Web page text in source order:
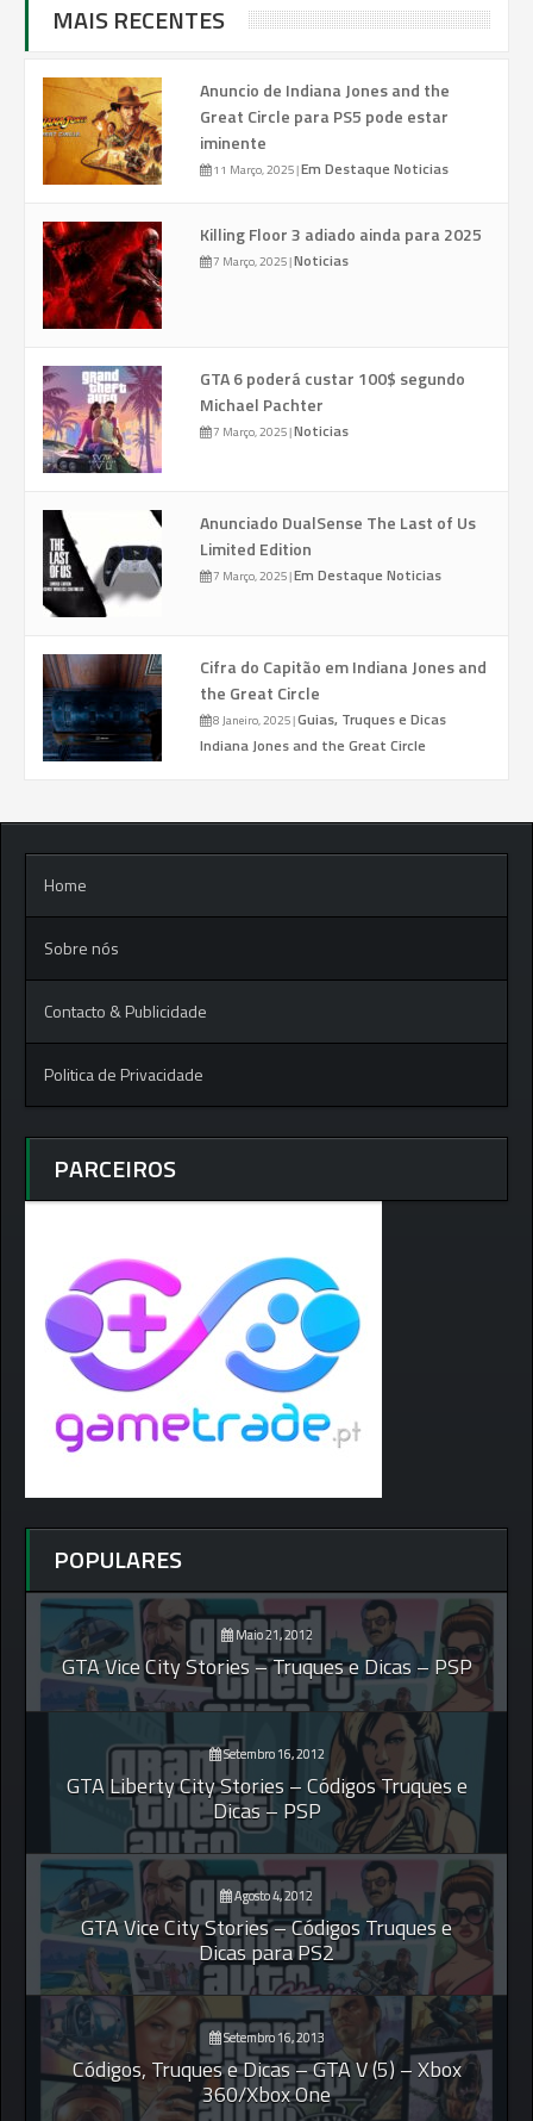
MAIS RECENTES
Anuncio de Indiana Jones and the
Great Circle para PS5 pode estar
iminente
11 Março, 2025|Em Destaque Noticias
Killing Floor 3 adiado ainda para 2025
7 Março, 2025|Noticias
GTA 6 poderá custar 100$ segundo
Michael Pachter
7 Março, 2025|Noticias
Anunciado DualSense The Last of Us
Limited Edition
7 Março, 2025|Em Destaque Noticias
Cifra do Capitão em Indiana Jones and
the Great Circle
8 Janeiro, 2025|Guias, Truques e Dicas
Indiana Jones and the Great Circle
Home
Sobre nós
Contacto & Publicidade
Politica de Privacidade
PARCEIROS
POPULARES
Maio 21, 2012
GTA Vice City Stories – Truques e Dicas – PSP
Setembro 16, 2012
GTA Liberty City Stories – Códigos Truques e
Dicas – PSP
Agosto 4, 2012
GTA Vice City Stories – Códigos Truques e
Dicas para PS2
Setembro 16, 2013
Códigos, Truques e Dicas – GTA V (5) – Xbox
360/Xbox One